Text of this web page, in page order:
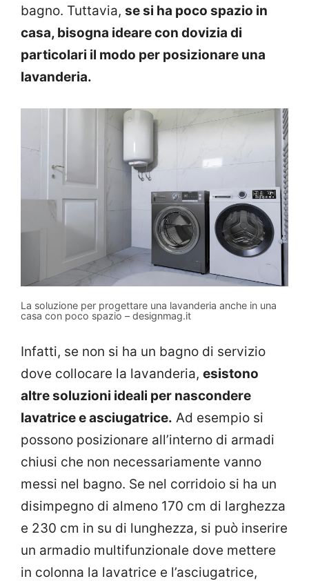
bagno. Tuttavia, se si ha poco spazio in
casa, bisogna ideare con dovizia di
particolari il modo per posizionare una
lavanderia.
La soluzione per progettare una lavanderia anche in una
casa con poco spazio – designmag.it
Infatti, se non si ha un bagno di servizio
dove collocare la lavanderia, esistono
altre soluzioni ideali per nascondere
lavatrice e asciugatrice. Ad esempio si
possono posizionare all’interno di armadi
chiusi che non necessariamente vanno
messi nel bagno. Se nel corridoio si ha un
disimpegno di almeno 170 cm di larghezza
e 230 cm in su di lunghezza, si può inserire
un armadio multifunzionale dove mettere
in colonna la lavatrice e l’asciugatrice,